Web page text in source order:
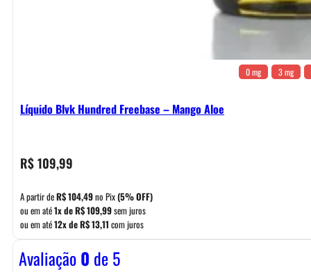
0 mg 3 mg
Líquido Blvk Hundred Freebase – Mango Aloe
R$109,99
A partir deR$104,49no Pix(5% OFF)
ou em até1x deR$109,99sem juros
ou em até12x deR$13,11 com juros
Avaliação0 de 5